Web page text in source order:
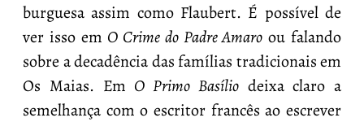
burguesa assim como Flaubert. É possível de
ver isso em O Crime do Padre Amaro ou falando
sobre a decadência das famílias tradicionais em
Os Maias. Em O Primo Basíliodeixa claro a
semelhança com o escritor francês ao escrever